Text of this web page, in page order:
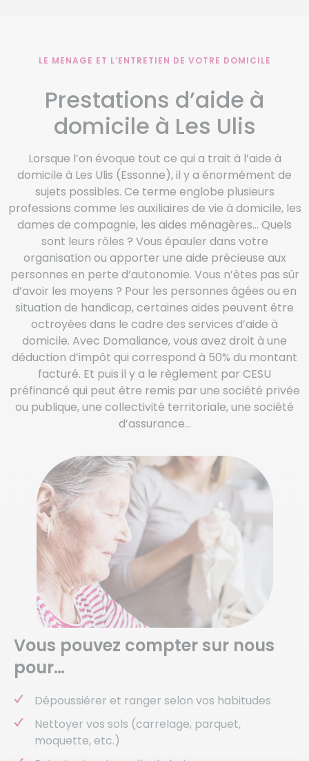
LE MENAGE ET L’ENTRETIEN DE VOTRE DOMICILE
Prestations d’aide à
domicile à Les Ulis
Lorsque l’on évoque tout ce qui a trait à l’aide à
domicile à Les Ulis (Essonne), il y a énormément de
sujets possibles. Ce terme englobe plusieurs
professions comme les auxiliaires de vie à domicile, les
dames de compagnie, les aides ménagères… Quels
sont leurs rôles ? Vous épauler dans votre
organisation ou apporter une aide précieuse aux
personnes en perte d’autonomie. Vous n’êtes pas sûr
d’avoir les moyens ? Pour les personnes âgées ou en
situation de handicap, certaines aides peuvent être
octroyées dans le cadre des services d’aide à
domicile. Avec Domaliance, vous avez droit à une
déduction d’impôt qui correspond à 50% du montant
facturé. Et puis il y a le règlement par CESU
préfinancé qui peut être remis par une société privée
ou publique, une collectivité territoriale, une société
d’assurance…
Vous pouvez compter sur nous
pour…
Dépoussiérer et ranger selon vos habitudes
Nettoyer vos sols (carrelage, parquet,
moquette, etc.)